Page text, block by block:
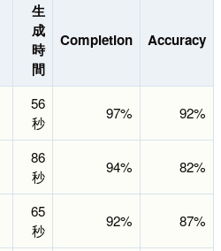
生
成
時
間
Completion Accuracy
56
秒
97% 92%
86
秒
94% 82%
65
秒
92% 87%